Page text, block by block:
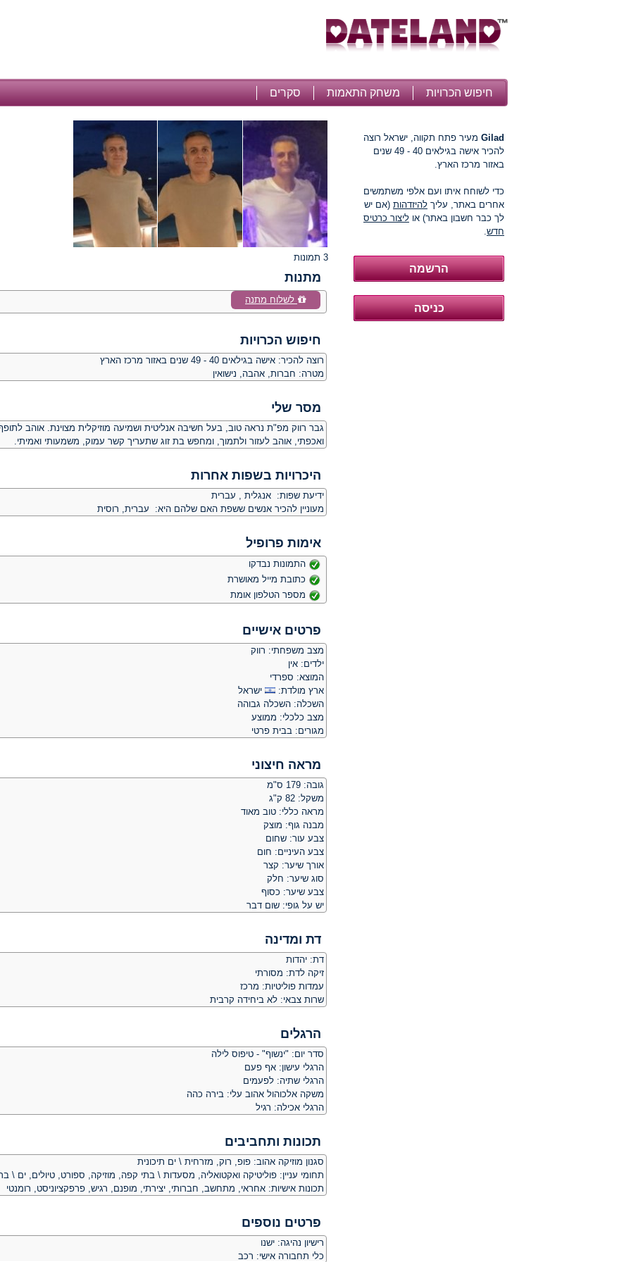
חיפוש הכרויות משחק התאמות סקרים
Gilad מעיר פתח תקווה, ישראל רוצה
להכיר אישה בגילאים 40 - 49 שנים
באזור מרכז הארץ.
כדי לשוחח איתו ועם אלפי משתמשים
אחרים באתר, עליך להיזדהות (אם יש
לך כבר חשבון באתר) או ליצור כרטיס
חדש.
3 תמונות
מתנות
לשלוח מתנה
חיפוש הכרויות
רוצה להכיר: אישה בגילאים 40 - 49 שנים באזור מרכז הארץ
מטרה: חברות, אהבה, נישואין
מסר שלי
גבר רווק מפ"ת נראה טוב, בעל חשיבה אנליטית ושמיעה מוזיקלית מצוינת. אוהב
ואכפתי, אוהב לעזור ולתמוך, ומחפש בת זוג שתעריך קשר עמוק, משמעותי ואמיתי.
היכרויות בשפות אחרות
ידיעת שפות: אנגלית , עברית
מעוניין להכיר אנשים ששפת האם שלהם היא: עברית, רוסית
אימות פרופיל
התמונות נבדקו
כתובת מייל מאושרת
מספר הטלפון אומת
פרטים אישיים
מצב משפחתי: רווק
ילדים: אין
המוצא: ספרדי
ארץ מולדת:
ישראל
השכלה: השכלה גבוהה
מצב כלכלי: ממוצע
מגורים: בבית פרטי
מראה חיצוני
גובה: 179 ס"מ
משקל: 82 ק"ג
מראה כללי: טוב מאוד
מבנה גוף: מוצק
צבע עור: שחום
צבע העיניים: חום
אורך שיער: קצר
סוג שיער: חלק
צבע שיער: כסוף
יש על גופי: שום דבר
דת ומדינה
דת: יהדות
זיקה לדת: מסורתי
עמדות פוליטיות: מרכז
שרות צבאי: לא ביחידה קרבית
הרגלים
סדר יום: "ינשוף" - טיפוס לילה
הרגלי עישון: אף פעם
הרגלי שתיה: לפעמים
משקה אלכוהול אהוב עלי: בירה כהה
הרגלי אכילה: רגיל
תכונות ותחביבים
סגנון מוזיקה אהוב: פופ, רוק, מזרחית \ ים תיכונית
תחומי עניין: פוליטיקה ואקטואליה, מסעדות \ בתי קפה, מוזיקה, ספורט, טיולים, ים \
תכונות אישיות: אחראי, מתחשב, חברותי, יצירתי, מופנם, רגיש, פרפקציוניסט, רומנטי
פרטים נוספים
רישיון נהיגה: ישנו
כלי תחבורה אישי: רכב